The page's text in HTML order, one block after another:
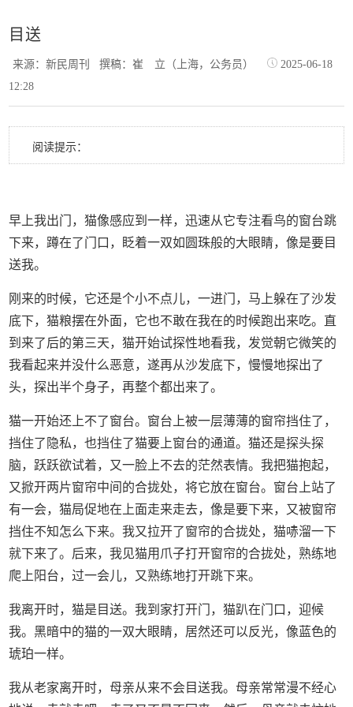
目送
来源：新民周刊撰稿：崔 立（上海，公务员）
2025-06-18
12:28
阅读提示：
早上我出门，猫像感应到一样，迅速从它专注看鸟的窗台跳
下来，蹲在了门口，眨着一双如圆珠般的大眼睛，像是要目
送我。
刚来的时候，它还是个小不点儿，一进门，马上躲在了沙发
底下，猫粮摆在外面，它也不敢在我在的时候跑出来吃。直
到来了后的第三天，猫开始试探性地看我，发觉朝它微笑的
我看起来并没什么恶意，遂再从沙发底下，慢慢地探出了
头，探出半个身子，再整个都出来了。
猫一开始还上不了窗台。窗台上被一层薄薄的窗帘挡住了，
挡住了隐私，也挡住了猫要上窗台的通道。猫还是探头探
脑，跃跃欲试着，又一脸上不去的茫然表情。我把猫抱起，
又掀开两片窗帘中间的合拢处，将它放在窗台。窗台上站了
有一会，猫局促地在上面走来走去，像是要下来，又被窗帘
挡住不知怎么下来。我又拉开了窗帘的合拢处，猫哧溜一下
就下来了。后来，我见猫用爪子打开窗帘的合拢处，熟练地
爬上阳台，过一会儿，又熟练地打开跳下来。
我离开时，猫是目送。我到家打开门，猫趴在门口，迎候
我。黑暗中的猫的一双大眼睛，居然还可以反光，像蓝色的
琥珀一样。
我从老家离开时，母亲从来不会目送我。母亲常常漫不经心